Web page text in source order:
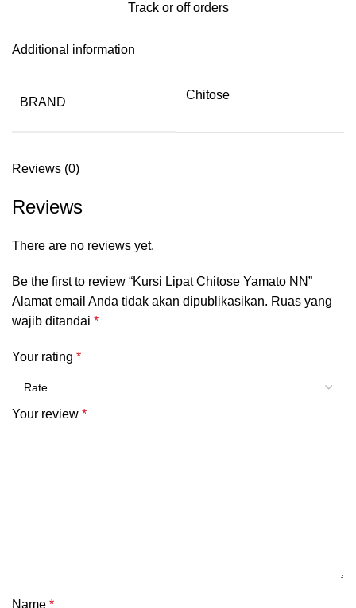
Track or off orders
Additional information
BRAND
Chitose
Reviews (0)
Reviews
There are no reviews yet.
Be the first to review “Kursi Lipat Chitose Yamato NN”
Alamat email Anda tidak akan dipublikasikan. Ruas yang
wajib ditandai *
Your rating *
Your review *
Name *